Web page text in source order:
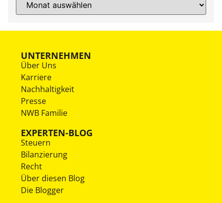
UNTERNEHMEN
Über Uns
Karriere
Nachhaltigkeit
Presse
NWB Familie
EXPERTEN-BLOG
Steuern
Bilanzierung
Recht
Über diesen Blog
Die Blogger